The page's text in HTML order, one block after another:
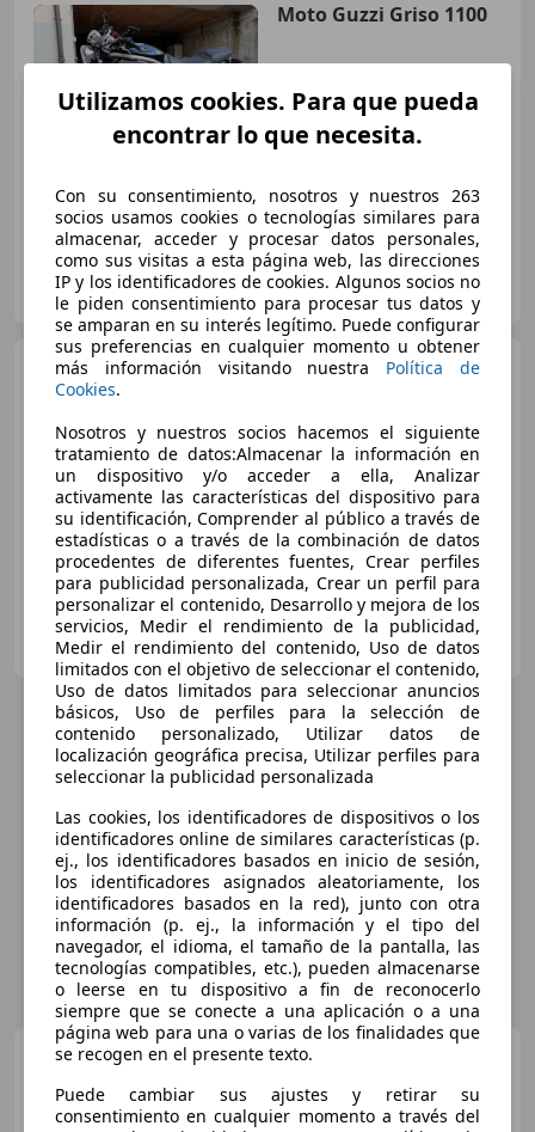
Moto Guzzi Griso 1100
€ 5.000
03/2007 27.000 km Gasolina 68 kW (92 CV)
Particular
IT-52028 Terranuova Bracciolini (AR)
Moto Guzzi Griso 1100
€ 5.690
02/2009 39.200 km Gasolina 65 kW (88 CV)
Particular
DE-91522 Ansbach
Moto Guzzi Griso 1100
Utilizamos cookies. Para que pueda
encontrar lo que necesita.
Con su consentimiento, nosotros y nuestros 263
socios usamos cookies o tecnologías similares para
almacenar, acceder y procesar datos personales,
como sus visitas a esta página web, las direcciones
IP y los identificadores de cookies. Algunos socios no
le piden consentimiento para procesar tus datos y
se amparan en su interés legítimo. Puede configurar
sus preferencias en cualquier momento u obtener
más información visitando nuestra Política de
Cookies.
Nosotros y nuestros socios hacemos el siguiente
tratamiento de datos:Almacenar la información en
un dispositivo y/o acceder a ella, Analizar
activamente las características del dispositivo para
su identificación, Comprender al público a través de
estadísticas o a través de la combinación de datos
procedentes de diferentes fuentes, Crear perfiles
para publicidad personalizada, Crear un perfil para
personalizar el contenido, Desarrollo y mejora de los
servicios, Medir el rendimiento de la publicidad,
Medir el rendimiento del contenido, Uso de datos
limitados con el objetivo de seleccionar el contenido,
Uso de datos limitados para seleccionar anuncios
básicos, Uso de perfiles para la selección de
contenido personalizado, Utilizar datos de
localización geográfica precisa, Utilizar perfiles para
seleccionar la publicidad personalizada
Las cookies, los identificadores de dispositivos o los
identificadores online de similares características (p.
ej., los identificadores basados en inicio de sesión,
los identificadores asignados aleatoriamente, los
identificadores basados en la red), junto con otra
información (p. ej., la información y el tipo del
navegador, el idioma, el tamaño de la pantalla, las
tecnologías compatibles, etc.), pueden almacenarse
o leerse en tu dispositivo a fin de reconocerlo
siempre que se conecte a una aplicación o a una
página web para una o varias de los finalidades que
se recogen en el presente texto.
Puede cambiar sus ajustes y retirar su
consentimiento en cualquier momento a través del